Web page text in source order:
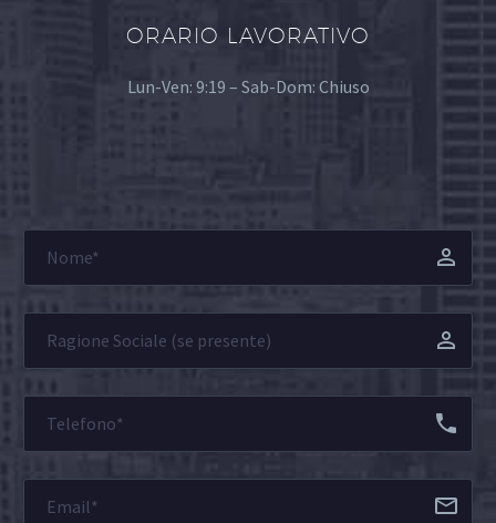
ORARIO LAVORATIVO
Lun-Ven: 9:19 – Sab-Dom: Chiuso